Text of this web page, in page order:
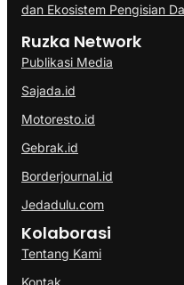
dan Ekosistem Pengisian
Ruzka Network
Publikasi Media
Sajada.id
Motoresto.id
Gebrak.id
Borderjournal.id
Jedadulu.com
Kolaborasi
Tentang Kami